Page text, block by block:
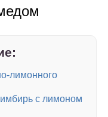
лимонного
имбирь с лимоном